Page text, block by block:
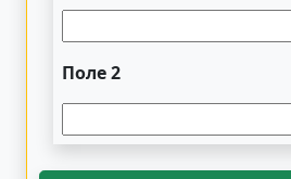
Поле 2